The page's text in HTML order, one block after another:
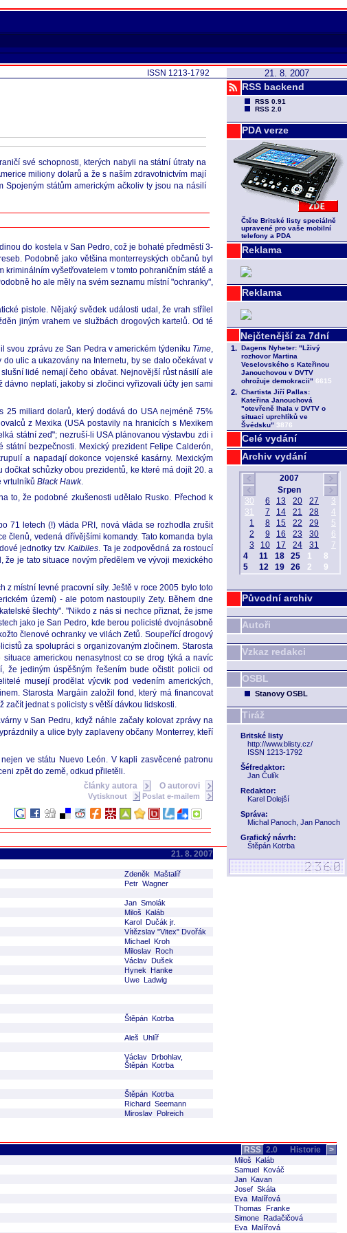
21. 8. 2007
RSS backend
RSS 0.91
RSS 2.0
PDA verze
Čtěte Britské listy speciálně
upravené pro vaše mobilní
telefony a PDA
Reklama
Reklama
Celé vydání
Archiv vydání
Původní archiv
Autoři
Vzkaz redakci
OSBL
Stanovy OSBL
Tiráž
Britské listy
http://www.blisty.cz/
ISSN 1213-1792
Šéfredaktor:
Jan Čulík
Redaktor:
Karel Dolejší
Správa:
Michal Panoch, Jan Panoch
Grafický návrh:
Štěpán Kotrba
ISSN 1213-1792
své schopnosti, kterých nabyli na státní útraty na
miliony dolarů a že s naším zdravotnictvím mají
státům americkým ačkoliv ty jsou na násilí
do kostela v San Pedro, což je bohaté předměstí 3-
Podobně jako většina monterreyských občanů byl
vyšetřovatelem v tomto pohraničním státě a
ho ale měly na svém seznamu místní "ochranky",
pistole. Nějaký svědek události udal, že vrah střílel
jiným vrahem ve službách drogových kartelů. Od té
svou zprávu ze San Pedra v americkém týdeníku Time,
ulic a ukazovány na Internetu, by se dalo očekávat v
lidé nemají čeho obávat. Nejnovější růst násilí ale
neplatí, jakoby si zločinci vyřizovali účty jen sami
25 miliard dolarů, který dodává do USA nejméně 75%
z Mexika (USA postavily na hranicích s Mexikem
státní zeď"; nezruší-li USA plánovanou výstavbu zdi i
bezpečnosti. Mexický prezident Felipe Calderón,
a napadají dokonce vojenské kasárny. Mexickým
schůzky obou prezidentů, ke které má dojít 20. a
vrtulníků Black Hawk.
to, že podobné zkušenosti udělalo Rusko. Přechod k
71 letech (!) vláda PRI, nová vláda se rozhodla zrušit
členů, vedená dřívějšími komandy. Tato komanda byla
jednotky tzv.Kaibiles. Ta je zodpovědná za rostoucí
že je tato situace novým předělem ve vývoji mexického
z místní levné pracovní síly. Ještě v roce 2005 bylo toto
území) - ale potom nastoupily Zety. Během dne
šlechty". "Nikdo z nás si nechce přiznat, že jsme
jako je San Pedro, kde berou policisté dvojnásobně
členové ochranky ve vilách Zetů. Soupeřící drogový
za spolupráci s organizovaným zločinem. Starosta
americkou nenasytnost co se drog týká a navíc
že jediným úspěšným řešením bude očistit policii od
musejí prodělat výcvik pod vedením amerických,
Starosta Margáin založil fond, který má financovat
začít jednat s policisty s větší dávkou lidskosti.
v San Pedru, když náhle začaly kolovat zprávy na
a ulice byly zaplaveny občany Monterrey, kteří
ve státu Nuevo León. V kapli zasvěcené patronu
zpět do země, odkud přiletěli.
články autora
O autorovi
Vytisknout Poslat e-mailem
21. 8. 2007
Zdeněk Maštalíř
Petr Wagner
Jan Smolák
Miloš Kaláb
Karol Dučák jr.
Vítězslav "Vitex" Dvořák
Michael Kroh
Miloslav Roch
Václav Dušek
Hynek Hanke
Uwe Ladwig
Štěpán Kotrba
Aleš Uhlíř
Václav Drbohlav,
Štěpán Kotrba
Štěpán Kotrba
Richard Seemann
Miroslav Polreich
RSS 2.0 Historie >
Miloš Kaláb
Samuel Kováč
Jan Kavan
Josef Skála
Eva Malířová
Thomas Franke
Simone Radačičová
Eva Malířová